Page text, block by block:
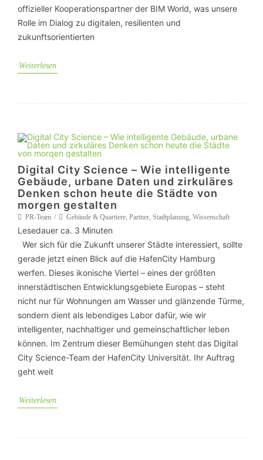
offizieller Kooperationspartner der BIM World, was unsere
Rolle im Dialog zu digitalen, resilienten und
zukunftsorientierten
Weiterlesen
Digital City Science – Wie intelligente
Gebäude, urbane Daten und zirkuläres
Denken schon heute die Städte von
morgen gestalten
PR-Team Gebäude & Quartiere, Partner, Stadtplanung, Wissenschaft
Lesedauer ca. 3 Minuten
Wer sich für die Zukunft unserer Städte interessiert, sollte
gerade jetzt einen Blick auf die HafenCity Hamburg
werfen. Dieses ikonische Viertel – eines der größten
innerstädtischen Entwicklungsgebiete Europas – steht
nicht nur für Wohnungen am Wasser und glänzende Türme,
sondern dient als lebendiges Labor dafür, wie wir
intelligenter, nachhaltiger und gemeinschaftlicher leben
können. Im Zentrum dieser Bemühungen steht das Digital
City Science-Team der HafenCity Universität. Ihr Auftrag
geht weit
Weiterlesen